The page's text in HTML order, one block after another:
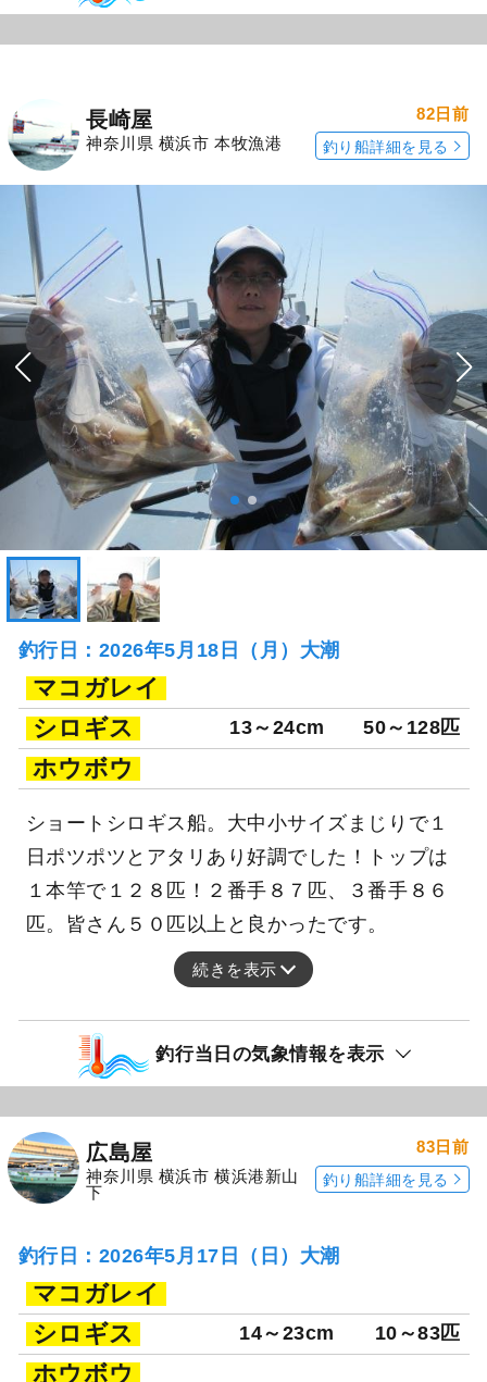
長崎屋
神奈川県 横浜市 本牧漁港
82日前
釣り船詳細を見る
釣行日：2026年5月18日（月）大潮
マコガレイ
シロギス
13～24cm 50～128匹
ホウボウ
ショートシロギス船。大中小サイズまじりで１
日ポツポツとアタリあり好調でした！トップは
１本竿で１２８匹！２番手８７匹、３番手８６
匹。皆さん５０匹以上と良かったです。
続きを表示
釣行当日の気象情報を表示
広島屋
神奈川県 横浜市 横浜港新山
下
83日前
釣り船詳細を見る
釣行日：2026年5月17日（日）大潮
マコガレイ
シロギス
14～23cm 10～83匹
ホウボウ